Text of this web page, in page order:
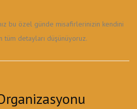
bu özel günde misafirlerinizin kendini
detayları düşünüyoruz.